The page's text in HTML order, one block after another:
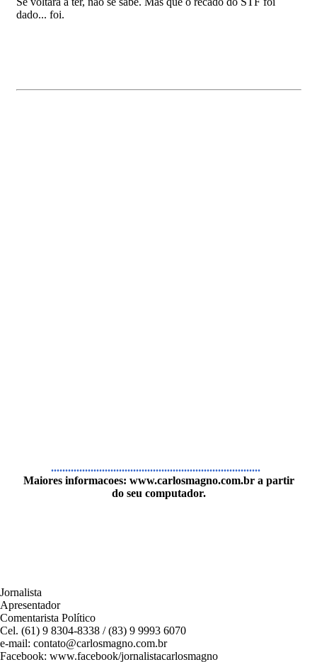
dado... foi.
..........................................................................
Maiores informacoes: www.carlosmagno.com.bra partir
do seu computador.
Jornalista
Apresentador
Comentarista Político
Cel. (61) 9 8304-8338 / (83) 9 9993 6070
e-mail: contato@carlosmagno.com.br
Facebook: www.facebook/jornalistacarlosmagno